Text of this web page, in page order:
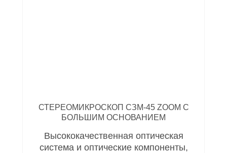
СТЕРЕОМИКРОСКОП СЗМ-45 ZOOM С
БОЛЬШИМ ОСНОВАНИЕМ
Высококачественная оптическая
система и оптические компоненты,